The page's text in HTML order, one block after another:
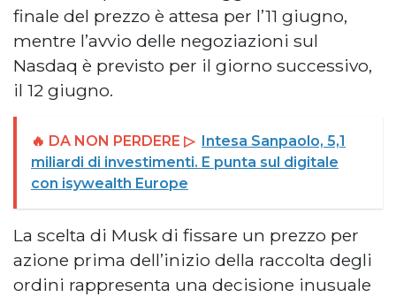
finale del prezzo è attesa per l’11 giugno,
mentre l’avvio delle negoziazioni sul
Nasdaq è previsto per il giorno successivo,
il 12 giugno.
🔥 DA NON PERDERE ▷ Intesa Sanpaolo, 5,1
miliardi di investimenti. E punta sul digitale
con isywealth Europe
La scelta di Musk di fissare un prezzo per
azione prima dell’inizio della raccolta degli
ordini rappresenta una decisione inusuale